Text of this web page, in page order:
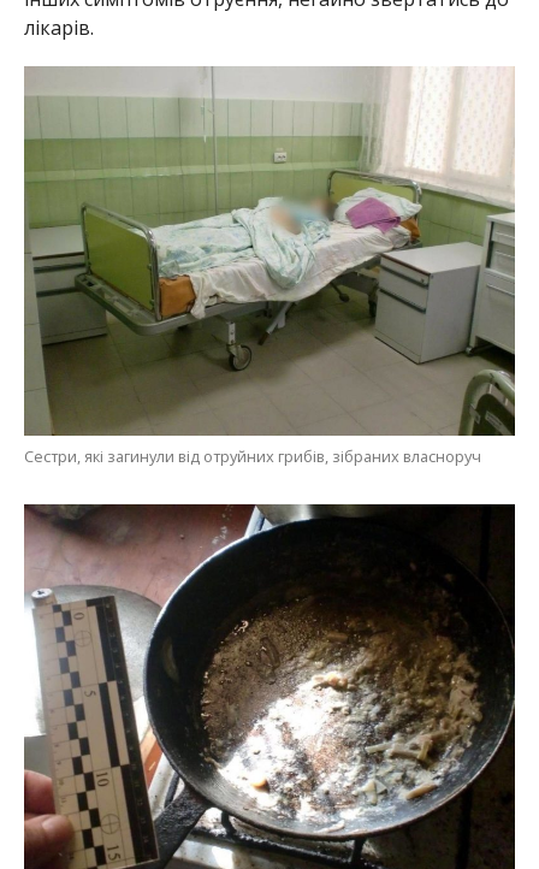
лікарів.
Сестри, які загинули від отруйних грибів, зібраних власноруч